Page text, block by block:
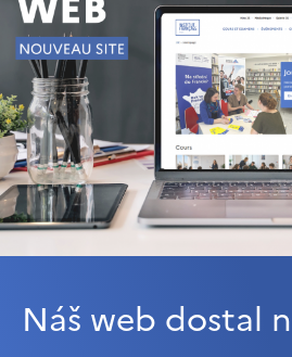
Náš web dostal